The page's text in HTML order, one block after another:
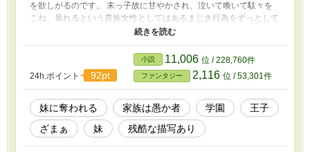
を欲しがるのです。 末っ子故に甘やかされ、泣いて喚いて駄々を
こね、暴れるという貴族女性としてはあるまじき行為をずっとして
きたからなのか、手に入らないものはないと考えているようです。
そんなあざといどころかあさましい性根を持つ妹ですから、いつの
間にか両親も兄も、使用人たちですらも絆されてしまい、たとえ嘘
であったとしても妹の言葉を鵜呑みにするようになってしまいまし
た。 それから数年が経ち、学園に入学できる年齢になりました。
が、そこで兄と妹は―― ｎ番煎じのよくある妹が姉からものを奪
うことしかしない系の話です。 全１５話。 ※カクヨムでも公開し
ています
24h.ポイント 92pt
小説 11,006 位 / 228,760件
ファンタジー 2,116 位 / 53,301件
妹に奪われる 家族は愚か者 学園
王子
ざまぁ
妹 残酷な描写あり